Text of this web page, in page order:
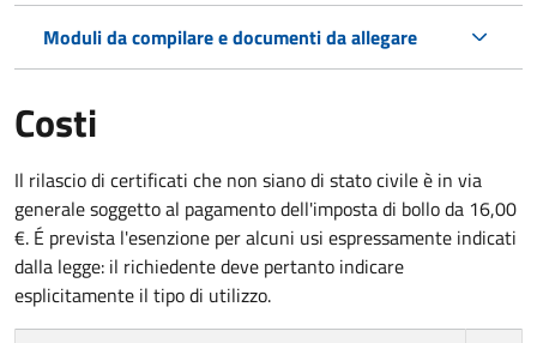
Moduli da compilare e documenti da allegare
Costi
Il rilascio di certificati che non siano di stato civile è in via
generale soggetto al pagamento dell'imposta di bollo da 16,00
€. É prevista l'esenzione per alcuni usi espressamente indicati
dalla legge: il richiedente deve pertanto indicare
esplicitamente il tipo di utilizzo.